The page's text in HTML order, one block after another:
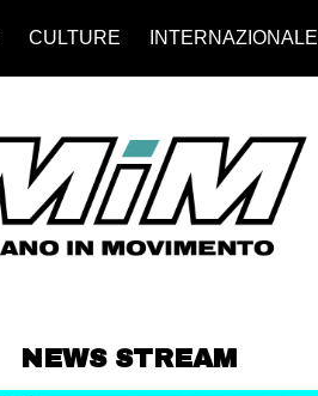
CULTURE INTERNAZIONALE
NEWS STREAM